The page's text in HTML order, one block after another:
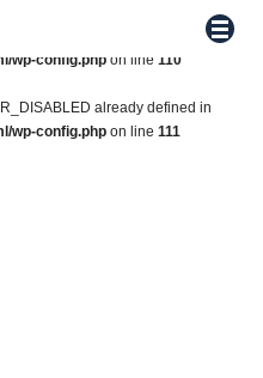
already defined in
wp-config.php on line 110
already defined in
wp-config.php on line 111
メニ